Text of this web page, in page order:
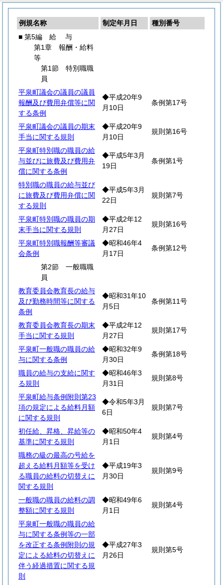
例規名称 制定年月日
種別番号
■ 第5編 給 与
第1章 報酬・給料
等
第1節 特別職職
員
平泉町議会の議員の議員
報酬及び費用弁償等に関
する条例
◆平成20年9
月10日
条例第17号
平泉町議会の議員の期末
手当に関する規則
◆平成20年9
月10日
規則第16号
平泉町特別職の職員の給
与並びに旅費及び費用弁
償に関する条例
◆平成5年3月
19日
条例第1号
特別職の職員の給与並び
に旅費及び費用弁償に関
する規則
◆平成5年3月
22日
規則第7号
平泉町特別職の職員の期
末手当に関する規則
◆平成2年12
月27日
規則第16号
平泉町特別職報酬等審議
会条例
◆昭和46年4
月17日
条例第12号
第2節 一般職職
員
教育委員会教育長の給与
及び勤務時間等に関する
条例
◆昭和31年10
月5日
条例第11号
教育委員会教育長の期末
手当に関する規則
◆平成2年12
月27日
規則第17号
平泉町一般職の職員の給
与に関する条例
◆昭和32年9
月30日
条例第18号
職員の給与の支給に関す
る規則
◆昭和46年3
月31日
規則第8号
平泉町給与条例附則第23
項の規定による給料月額
に関する規則
◆令和5年3月
6日
規則第7号
初任給、昇格、昇給等の
基準に関する規則
◆昭和50年4
月1日
規則第4号
職務の級の最高の号給を
超える給料月額等を受け
る職員の給料の切替えに
関する規則
◆平成19年3
月30日
規則第9号
一般職の職員の給料の調
整額に関する規則
◆昭和49年6
月1日
規則第4号
平泉町一般職の職員の給
与に関する条例等の一部
を改正する条例附則の規
定による給料の切替えに
伴う経過措置に関する規
則
◆平成27年3
月26日
規則第5号